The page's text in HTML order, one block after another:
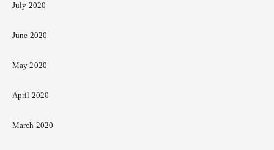
July 2020
June 2020
May 2020
April 2020
March 2020